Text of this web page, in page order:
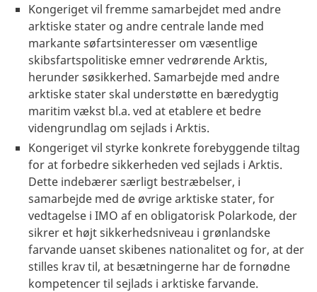
Kongeriget vil fremme samarbejdet med andre
arktiske stater og andre centrale lande med
markante søfartsinteresser om væsentlige
skibsfartspolitiske emner vedrørende Arktis,
herunder søsikkerhed. Samarbejde med andre
arktiske stater skal understøtte en bæredygtig
maritim vækst bl.a. ved at etablere et bedre
videngrundlag om sejlads i Arktis.
Kongeriget vil styrke konkrete forebyggende tiltag
for at forbedre sikkerheden ved sejlads i Arktis.
Dette indebærer særligt bestræbelser, i
samarbejde med de øvrige arktiske stater, for
vedtagelse i IMO af en obligatorisk Polarkode, der
sikrer et højt sikkerhedsniveau i grønlandske
farvande uanset skibenes nationalitet og for, at der
stilles krav til, at besætningerne har de fornødne
kompetencer til sejlads i arktiske farvande.